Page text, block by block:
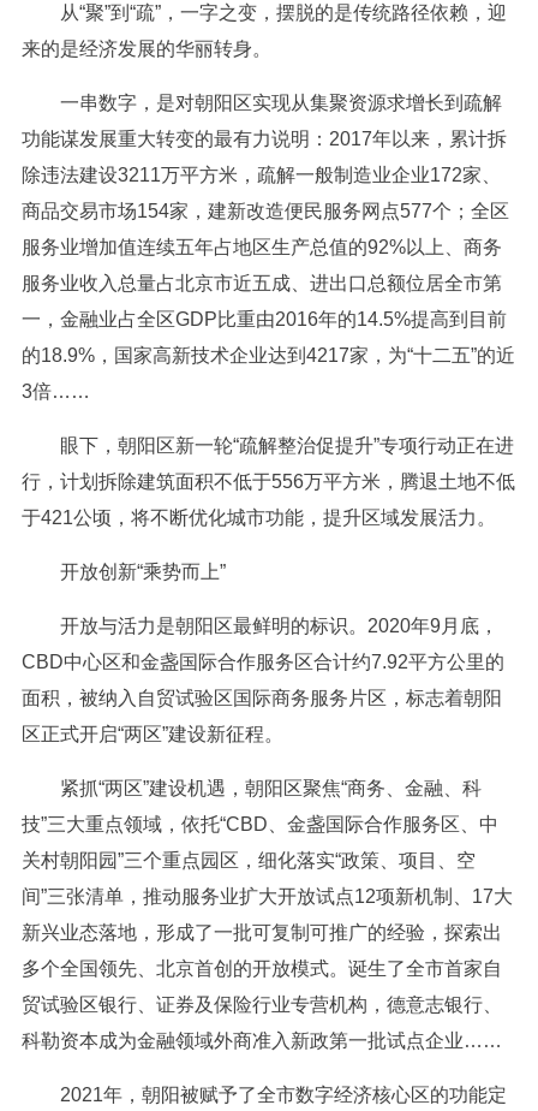
从“聚”到“疏”，一字之变，摆脱的是传统路径依赖，迎
来的是经济发展的华丽转身。
一串数字，是对朝阳区实现从集聚资源求增长到疏解
功能谋发展重大转变的最有力说明：2017年以来，累计拆
除违法建设3211万平方米，疏解一般制造业企业172家、
商品交易市场154家，建新改造便民服务网点577个；全区
服务业增加值连续五年占地区生产总值的92%以上、商务
服务业收入总量占北京市近五成、进出口总额位居全市第
一，金融业占全区GDP比重由2016年的14.5%提高到目前
的18.9%，国家高新技术企业达到4217家，为“十二五”的近
3倍……
眼下，朝阳区新一轮“疏解整治促提升”专项行动正在进
行，计划拆除建筑面积不低于556万平方米，腾退土地不低
于421公顷，将不断优化城市功能，提升区域发展活力。
开放创新“乘势而上”
开放与活力是朝阳区最鲜明的标识。2020年9月底，
CBD中心区和金盏国际合作服务区合计约7.92平方公里的
面积，被纳入自贸试验区国际商务服务片区，标志着朝阳
区正式开启“两区”建设新征程。
紧抓“两区”建设机遇，朝阳区聚焦“商务、金融、科
技”三大重点领域，依托“CBD、金盏国际合作服务区、中
关村朝阳园”三个重点园区，细化落实“政策、项目、空
间”三张清单，推动服务业扩大开放试点12项新机制、17大
新兴业态落地，形成了一批可复制可推广的经验，探索出
多个全国领先、北京首创的开放模式。诞生了全市首家自
贸试验区银行、证券及保险行业专营机构，德意志银行、
科勒资本成为金融领域外商准入新政第一批试点企业……
2021年，朝阳被赋予了全市数字经济核心区的功能定